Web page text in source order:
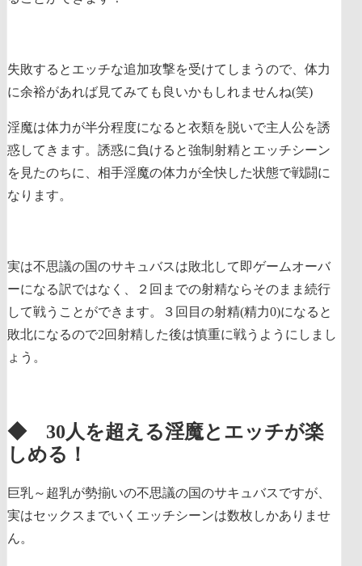
失敗するとエッチな追加攻撃を受けてしまうので、体力
に余裕があれば見てみても良いかもしれませんね(笑)
淫魔は体力が半分程度になると衣類を脱いで主人公を誘
惑してきます。誘惑に負けると強制射精とエッチシーン
を見たのちに、相手淫魔の体力が全快した状態で戦闘に
なります。
実は不思議の国のサキュバスは敗北して即ゲームオーバ
ーになる訳ではなく、２回までの射精ならそのまま続行
して戦うことができます。
３回目の射精(精力0)になると
敗北になるので2回射精した後は慎重に戦うようにしまし
ょう。
◆ 30人を超える淫魔とエッチが楽
しめる！
巨乳～超乳が勢揃いの不思議の国のサキュバスですが、
実はセックスまでいくエッチシーンは数枚しかありませ
ん。